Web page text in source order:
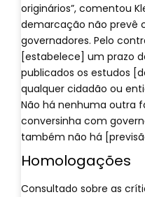
originários”, comentou
demarcação não prevê
governadores. Pelo
[estabelece] um prazo
publicados os estudos
qualquer cidadão ou
Não há nenhuma outra
conversinha com
também não há
Homologações
Consultado sobre as